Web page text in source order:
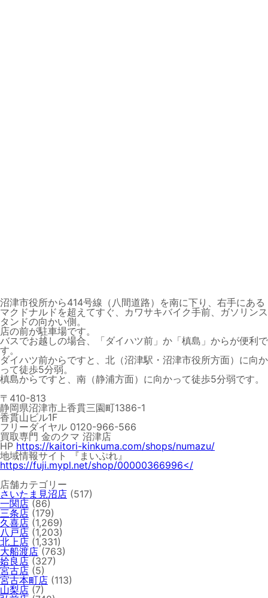
沼津市役所から414号線（八間道路）を南に下り、右手にある
マクドナルドを超えてすぐ、カワサキバイク手前、ガソリンス
タンドの向かい側。
店の前が駐車場です。
バスでお越しの場合、「ダイハツ前」か「槙島」からが便利で
す。
ダイハツ前からですと、北（沼津駅・沼津市役所方面）に向か
って徒歩5分弱。
槙島からですと、南（静浦方面）に向かって徒歩5分弱です。
〒410-813
静岡県沼津市上香貫三園町1386-1
香貫山ビル1F
フリーダイヤル 0120-966-566
買取専門 金のクマ 沼津店
HP https://kaitori-kinkuma.com/shops/numazu/
地域情報サイト 『まいぷれ』
https://fuji.mypl.net/shop/00000366996</
店舗カテゴリー
さいたま見沼店 (517)
一関店 (86)
三条店 (179)
久喜店 (1,269)
八戸店 (1,203)
北上店 (1,331)
大船渡店 (763)
姶良店 (327)
宮古店 (5)
宮古本町店 (113)
山梨店 (7)